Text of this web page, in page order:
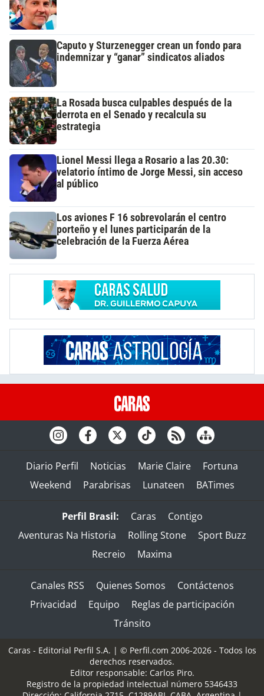
Caputo y Sturzenegger crean un fondo para
indemnizar y “ganar” sindicatos aliados
La Rosada busca culpables después de la
derrota en el Senado y recalcula su
estrategia
Lionel Messi llega a Rosario a las 20.30:
velatorio íntimo de Jorge Messi, sin acceso
al público
Los aviones F 16 sobrevolarán el centro
porteño y el lunes participarán de la
celebración de la Fuerza Aérea
Diario Perfil Noticias Marie Claire
Fortuna
Weekend
Parabrisas Lunateen BATimes
Perfil Brasil: Caras
Contigo
Aventuras Na Historia
Rolling Stone
Sport Buzz
Recreio
Maxima
Canales RSS Quienes Somos
Contáctenos
Privacidad
Equipo
Reglas de participación
Tránsito
Caras - Editorial Perfil S.A. | © Perfil.com 2006-2026 - Todos los
derechos reservados.
Editor responsable: Carlos Piro.
Registro de la propiedad intelectual número 5346433